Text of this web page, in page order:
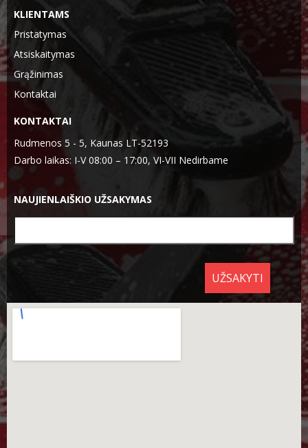
KLIENTAMS
Pristatymas
Atsiskaitymas
Grąžinimas
Kontaktai
KONTAKTAI
Rudmenos 5 - 5, Kaunas LT-52193
Darbo laikas: I-V 08:00 – 17:00, VI-VII Nedirbame
NAUJIENLAIŠKIO UŽSAKYMAS
UŽSAKYTI